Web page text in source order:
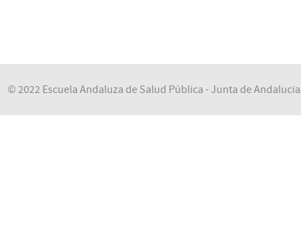
© 2022 Escuela Andaluza de Salud Pública - Junta de Andalucia |